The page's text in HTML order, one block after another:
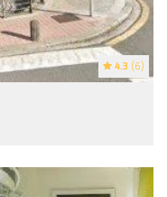
4.3 (6)